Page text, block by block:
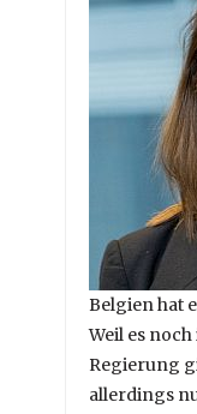
Belgien hat
Weil es
Regierung
allerdings